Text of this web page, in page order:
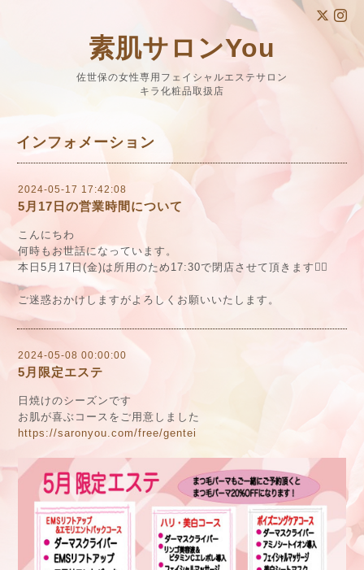
素肌サロンYou
佐世保の女性専用フェイシャルエステサロン
キラ化粧品取扱店
インフォメーション
2024-05-17 17:42:08
5月17日の営業時間について
こんにちわ
何時もお世話になっています。
本日5月17日(金)は所用のため17:30で閉店させて頂きます🙇‍♀️
ご迷惑おかけしますがよろしくお願いいたします。
2024-05-08 00:00:00
5月限定エステ
日焼けのシーズンです
お肌が喜ぶコースをご用意しました
https://saronyou.com/free/gentei